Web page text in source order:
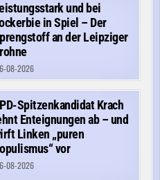
und bei
in Spiel – Der
an der Leipziger
08-2026
Spitzenkandidat Krach
Enteignungen ab – und
Linken „puren
vor
08-2026